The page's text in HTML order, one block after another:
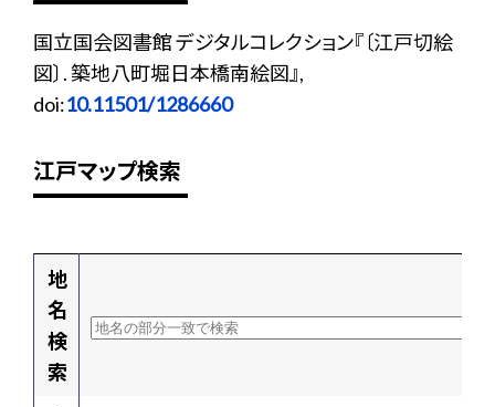
国立国会図書館 デジタルコレクション『〔江戸切絵
図〕. 築地八町堀日本橋南絵図』,
doi:10.11501/1286660
江戸マップ検索
地
名
検
索